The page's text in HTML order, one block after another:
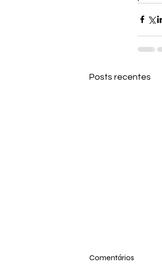
Posts recentes
Comentários